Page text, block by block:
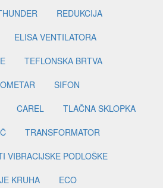
REDUKCIJA
ELISA VENTILATORA
TEFLONSKA BRTVA
SIFON
CAREL
TLAČNA SKLOPKA
TRANSFORMATOR
VIBRACIJSKE PODLOŠKE
KRUHA
ECO